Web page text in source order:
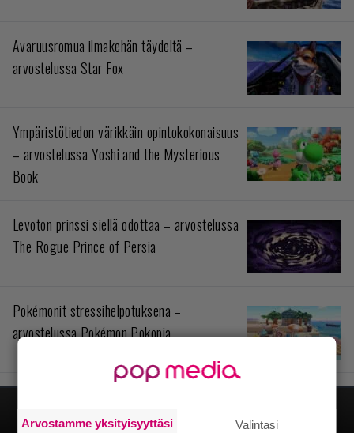
Avaruusromua ilmakehän täydeltä –
arvostelussa Star Fox
Ympäristötiedon värikkäin opintokokonaisuus
– arvostelussa Yoshi and the Mysterious
Book
Levoton prinssi siellä odottaa – arvostelussa
The Rogue Prince of Persia
Pokémonit stressihelpotuksena –
arvostelussa Pokémon Pokopia
Arvostamme yksityisyyttäsi Valintasi